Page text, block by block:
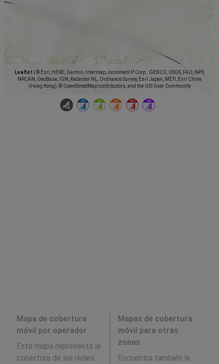
Leaflet
© Esri, HERE, Garmin, Intermap, increment P Corp., GEBCO, USGS, FAO, NPS,
NRCAN, GeoBase, IGN, Kadaster NL, Ordnance Survey, Esri Japan, METI, Esri China
(Hong Kong), © OpenStreetMap contributors, and the GIS User Community
Mapa de cobertura
móvil por operador
Este mapa representa la
cobertura de las redes
Mapas de cobertura
móvil para otras
zonas
Encuentra también la